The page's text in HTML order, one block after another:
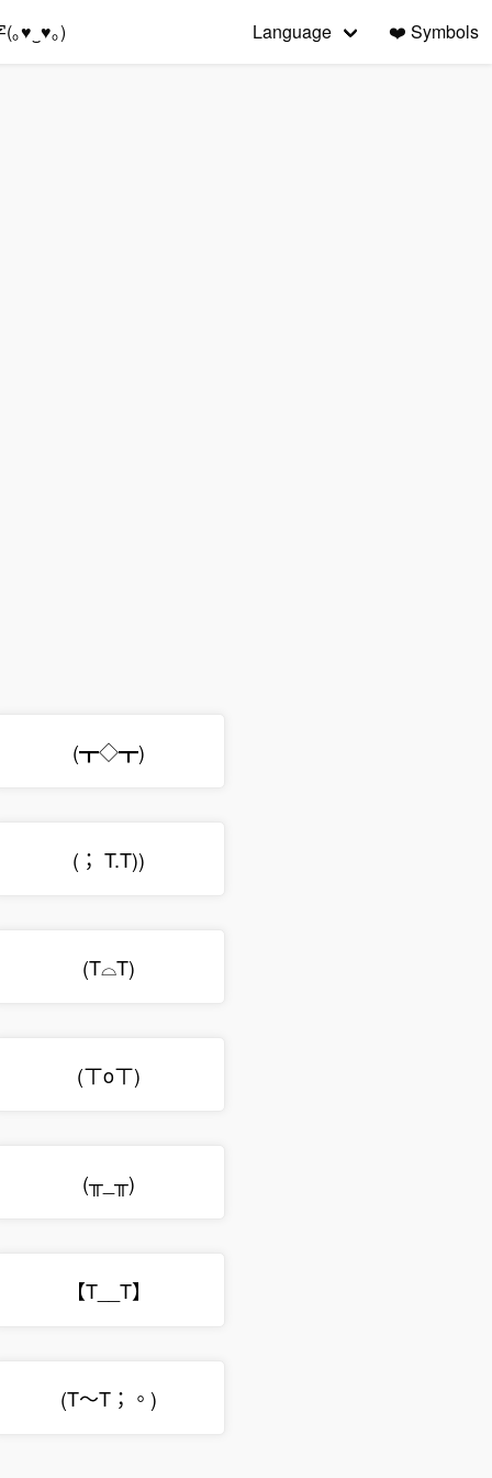
(｡♥‿♥｡) Language ❤️ Symbols
(┳◇┳)
(； T.T))
(T⌓T)
(ㄒoㄒ)
(╥_╥)
【T__T】
(T～T；。)